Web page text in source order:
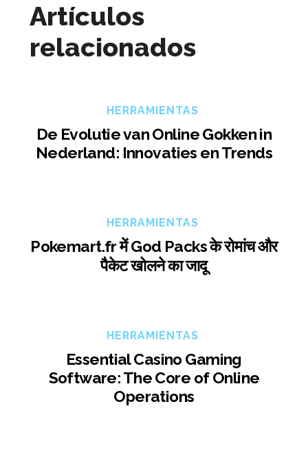
Artículos
relacionados
HERRAMIENTAS
De Evolutie van Online Gokken in
Nederland: Innovaties en Trends
HERRAMIENTAS
Pokemart.fr में God Packs के रोमांच और
पैकेट खोलने का जादू
HERRAMIENTAS
Essential Casino Gaming
Software: The Core of Online
Operations